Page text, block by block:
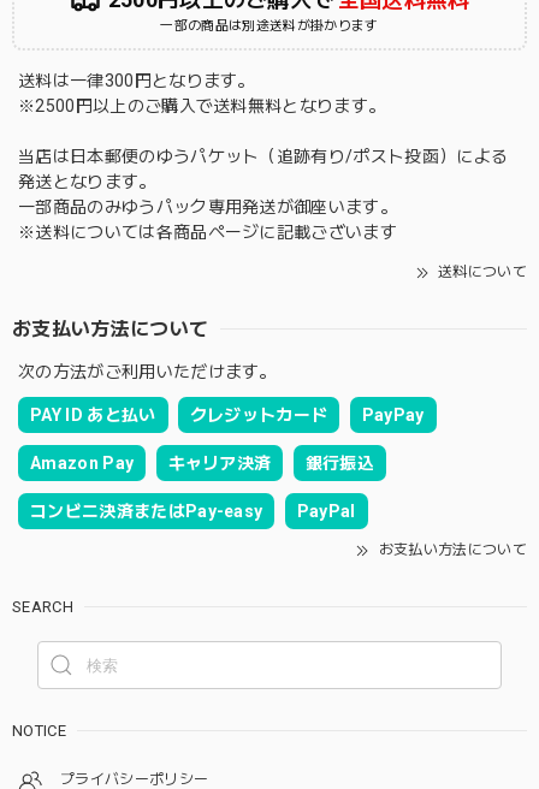
一部の商品は別途送料が掛かります
送料は一律300円となります。
※2500円以上のご購入で送料無料となります。
当店は日本郵便のゆうパケット（追跡有り/ポスト投函）による
発送となります。
一部商品のみゆうパック専用発送が御座います。
※送料については各商品ページに記載ございます
送料について
お支払い方法について
次の方法がご利用いただけます。
PAY ID あと払い クレジットカード PayPay
Amazon Pay キャリア決済 銀行振込
コンビニ決済またはPay-easy PayPal
お支払い方法について
SEARCH
NOTICE
プライバシーポリシー